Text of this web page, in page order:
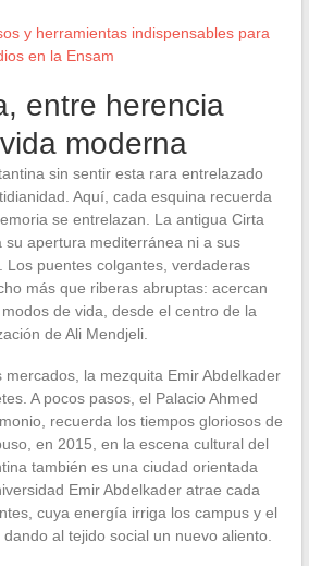
y herramientas indispensables para
en la Ensam
entre herencia
moderna
sin sentir esta rara entrelazado
Aquí, cada esquina recuerda
se entrelazan. La antigua Cirta
su apertura mediterránea ni a sus
Los puentes colgantes, verdaderas
más que riberas abruptas: acercan
de vida, desde el centro de la
de Ali Mendjeli.
mercados, la mezquita Emir Abdelkader
A pocos pasos, el Palacio Ahmed
recuerda los tiempos gloriosos de
en 2015, en la escena cultural del
también es una ciudad orientada
Emir Abdelkader atrae cada
cuya energía irriga los campus y el
al tejido social un nuevo aliento.